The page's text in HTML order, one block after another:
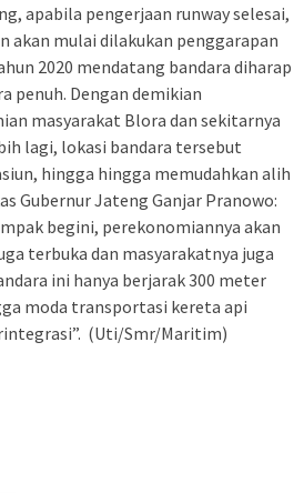
apabila pengerjaan runway selesai,
akan mulai dilakukan penggarapan
2020 mendatang bandara diharap
penuh. Dengan demikian
masyarakat Blora dan sekitarnya
lagi, lokasi bandara tersebut
hingga hingga memudahkan alih
Gubernur Jateng Ganjar Pranowo:
begini, perekonomiannya akan
terbuka dan masyarakatnya juga
ini hanya berjarak 300 meter
moda transportasi kereta api
(Uti/Smr/Maritim)